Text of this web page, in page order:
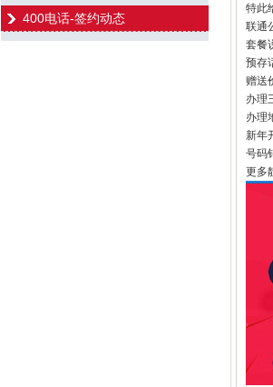
400电话-签约动态
特此
联通
套餐
预存
赠送
办理
办理
新年
号码
更多